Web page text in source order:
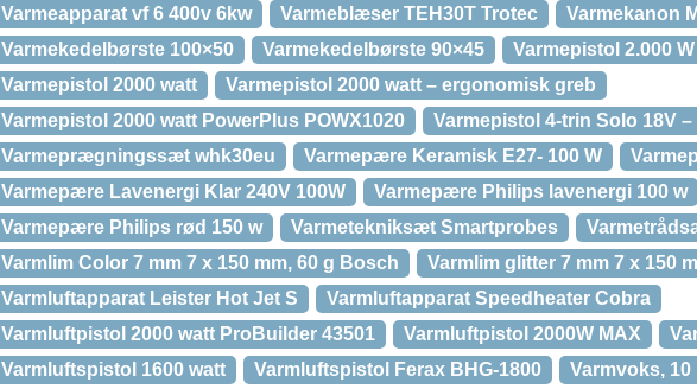
Varmeapparat vf 6 400v 6kw
Varmeblæser TEH30T Trotec
Varmekanon
Varmekedelbørste 100×50
Varmekedelbørste 90×45
Varmepistol 2.000
Varmepistol 2000 watt
Varmepistol 2000 watt – ergonomisk greb
Varmepistol 2000 watt PowerPlus POWX1020
Varmepistol 4-trin Solo 18V –
Varmeprægningssæt whk30eu
Varmepære Keramisk E27- 100 W
Varmepære Lavenergi Klar 240V 100W
Varmepære Philips lavenergi 100 w
Varmepære Philips rød 150 w
Varmetekniksæt Smartprobes
Varmlim Color 7 mm 7 x 150 mm, 60 g Bosch
Varmlim glitter 7 mm 7 x 150
Varmluftapparat Leister Hot Jet S
Varmluftapparat Speedheater Cobra
Varmluftpistol 2000 watt ProBuilder 43501
Varmluftpistol 2000W MAX
Varmluftspistol 1600 watt
Varmluftspistol Ferax BHG-1800
Varmvoks, 10